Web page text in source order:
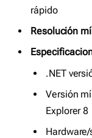
rápido
Resolución
.NET
Versión
Explorer 8